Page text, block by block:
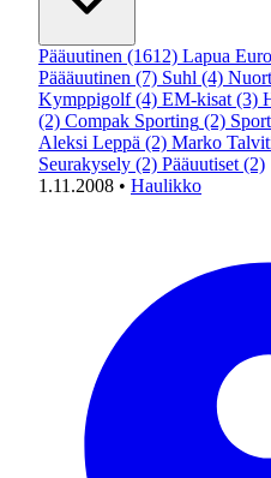
Pääuutinen (1612) Lapua
Päääuutinen (7) Suhl (4)
Kymppigolf (4) EM-kisat (3)
(2) Compak Sporting (2)
Aleksi Leppä (2) Marko
Seurakysely (2) Pääuutiset (2)
1.11.2008 • Haulikko